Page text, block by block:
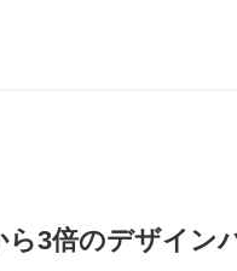
ら3倍のデザイン